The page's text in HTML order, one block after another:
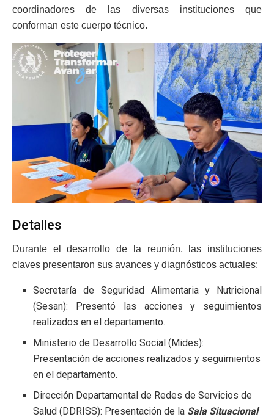
coordinadores de las diversas instituciones que
conforman este cuerpo técnico.
Detalles
Durante el desarrollo de la reunión, las instituciones
claves presentaron sus avances y diagnósticos actuales:
Secretaría de Seguridad Alimentaria y Nutricional
(Sesan): Presentó las acciones y seguimientos
realizados en el departamento.
Ministerio de Desarrollo Social (Mides):
Presentación de acciones realizados y seguimientos
en el departamento.
Dirección Departamental de Redes de Servicios de
Salud (DDRISS): Presentación de la Sala Situacional